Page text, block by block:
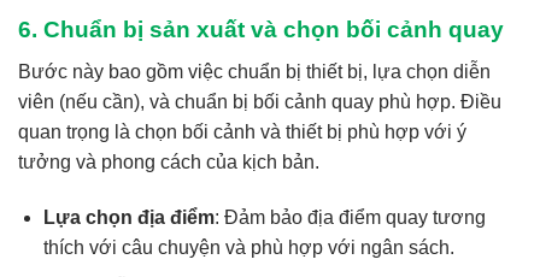
6. Chuẩn bị sản xuất và chọn bối cảnh quay
Bước này bao gồm việc chuẩn bị thiết bị, lựa chọn diễn
viên (nếu cần), và chuẩn bị bối cảnh quay phù hợp. Điều
quan trọng là chọn bối cảnh và thiết bị phù hợp với ý
tưởng và phong cách của kịch bản.
Lựa chọn địa điểm: Đảm bảo địa điểm quay tương
thích với câu chuyện và phù hợp với ngân sách.